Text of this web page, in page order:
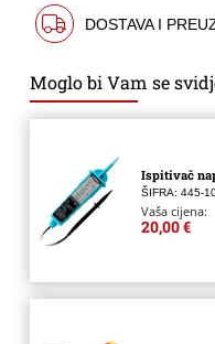
DOSTAVA I
Moglo bi Vam se
Ispitivač
ŠIFRA: 445-
Vaša cijena:
20,00 €